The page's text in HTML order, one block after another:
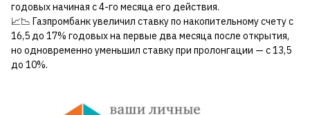
годовых начиная с 4-го месяца его действия.
📈📉 Газпромбанк увеличил ставку по накопительному счету с
16,5 до 17% годовых на первые два месяца после открытия,
но одновременно уменьшил ставку при пролонгации — с 13,5
до 10%.